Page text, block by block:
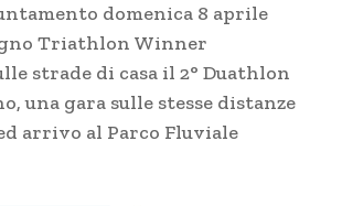
domenica 8 aprile
Triathlon Winner
strade di casa il 2° Duathlon
una gara sulle stesse distanze
arrivo al Parco Fluviale